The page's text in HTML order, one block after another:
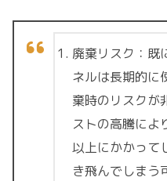
廃棄リスク：既
ネルは長期的に
棄時のリスクが
ストの高騰によ
以上にかかって
き飛んでしまう